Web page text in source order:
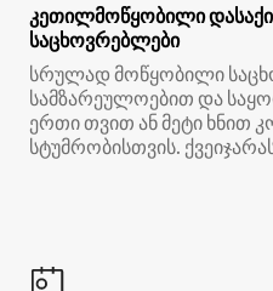
კეთილმოწყობილი
საცხოვრებლები
სრულად მოწყობილი
სამზარეულოებით და
ერთი თვით ან მეტი ხნით
სტუმრობისთვის.